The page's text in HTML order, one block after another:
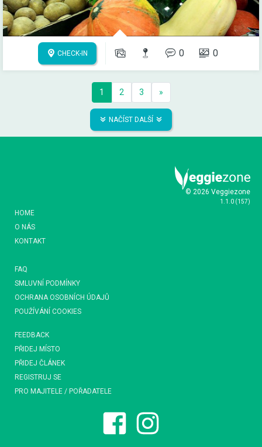
CHECK-IN 0 0
1 2 3 »
NAČÍST DALŠÍ
© 2026 Veggiezone
1.1.0 (157)
HOME
O NÁS
KONTAKT
FAQ
SMLUVNÍ PODMÍNKY
OCHRANA OSOBNÍCH ÚDAJŮ
POUŽÍVÁNÍ COOKIES
FEEDBACK
PŘIDEJ MÍSTO
PŘIDEJ ČLÁNEK
REGISTRUJ SE
PRO MAJITELE / POŘADATELE